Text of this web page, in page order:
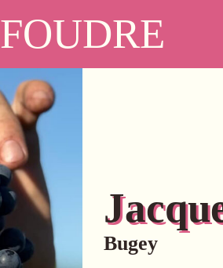
FOUDRE
Bugey